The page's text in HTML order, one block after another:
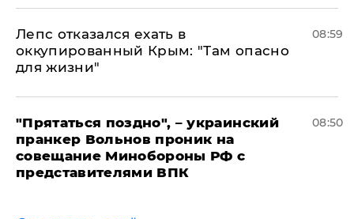
Лепс отказался ехать в
оккупированный Крым: "Там опасно
для жизни"
08:59
"Прятаться поздно", – украинский
пранкер Вольнов проник на
совещание Минобороны РФ с
представителями ВПК
08:50